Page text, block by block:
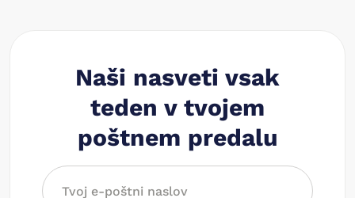
Naši nasveti vsak
teden v tvojem
poštnem predalu